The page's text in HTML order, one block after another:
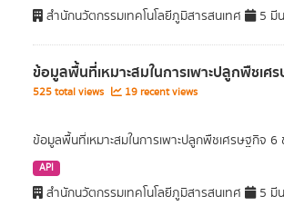
สำนักนวัตกรรมเทคโนโลยีภูมิสารสนเทศ 5 มี
ข้อมูลพื้นที่เหมาะสมในการเพาะปลูกพืชเศ
525 total views 19 recent views
ข้อมูลพื้นที่เหมาะสมในการเพาะปลูกพืชเศรษฐกิจ 6
API
สำนักนวัตกรรมเทคโนโลยีภูมิสารสนเทศ 5 มี